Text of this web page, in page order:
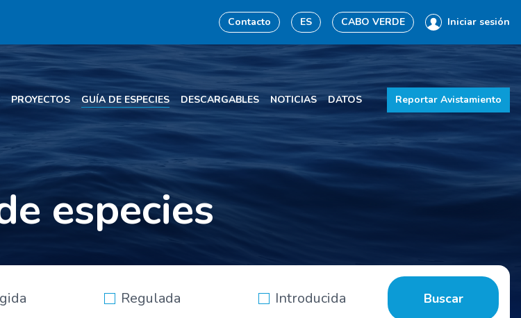
Contacto ES CABO VERDE Iniciar sesión
PROYECTOS GUÍA DE ESPECIES DESCARGABLES NOTICIAS DATOS Reportar Avistamiento
especies
Regulada Introducida Buscar